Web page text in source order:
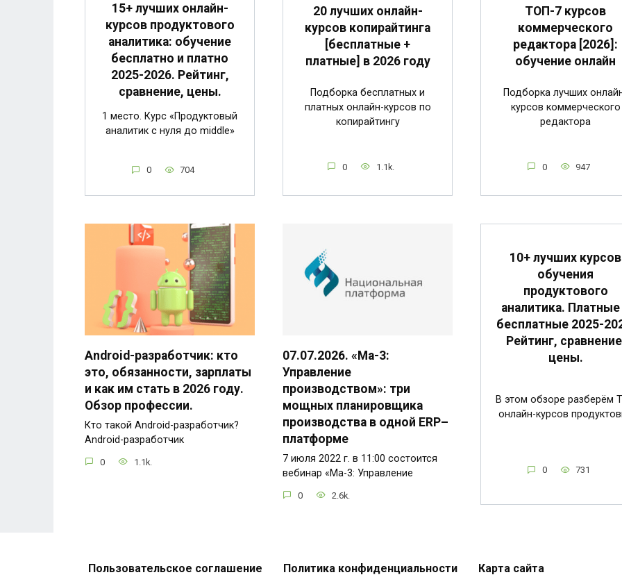
15+ лучших онлайн-
курсов продуктового
аналитика: обучение
бесплатно и платно
2025-2026. Рейтинг,
сравнение, цены.
1 место. Курс «Продуктовый
аналитик с нуля до middle»
0 704
20 лучших онлайн-
курсов копирайтинга
[бесплатные +
платные] в 2026 году
Подборка бесплатных и
платных онлайн-курсов по
копирайтингу
0 1.1k.
ТОП-7 курсов
коммерческого
редактора [2026]:
обучение онлайн
Подборка лучших
курсов коммерческого
редактора
0 947
Android-разработчик: кто
это, обязанности, зарплаты
и как им стать в 2026 году.
Обзор профессии.
Кто такой Android-разработчик?
Android-разработчик
0 1.1k.
07.07.2026. «Ма-3:
Управление
производством»: три
мощных планировщика
производства в одной ERP–
платформе
7 июля 2022 г. в 11:00 состоится
вебинар «Ма-3: Управление
0 2.6k.
10+ лучших курсов
обучения
продуктового
аналитика. Платные
бесплатные 2025-
Рейтинг,
цены.
В этом обзоре разберём
онлайн-курсов
0 731
Пользовательское соглашение Политика конфиденциальности Карта сайта